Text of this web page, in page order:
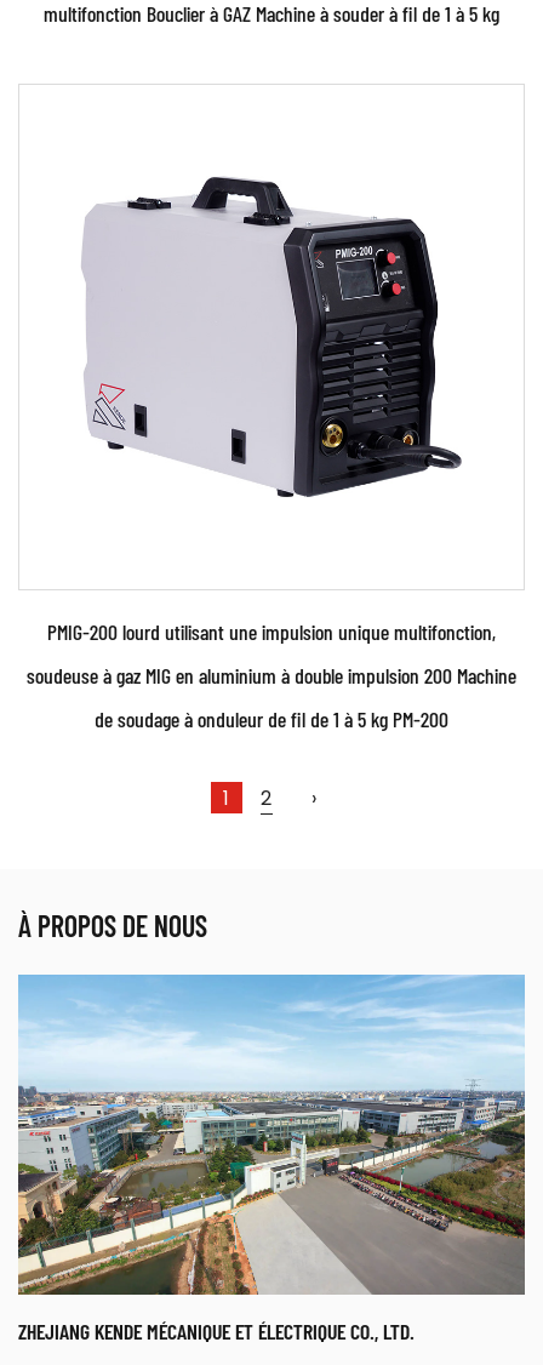
Paramètres:
●Utilisez une puissante technologie de contrôle
EN SAVOIR PLUS
multifonction Bouclier à GAZ Machine à souder à fil de 1 à 5 kg
EN SAVOIR PLUS
PMIG-200 lourd utilisant une impulsion unique multifonction,
soudeuse à gaz MIG en aluminium à double impulsion 200 Machine
de soudage à onduleur de fil de 1 à 5 kg PM-200
1 2 ›
À PROPOS DE NOUS
ZHEJIANG KENDE MÉCANIQUE ET ÉLECTRIQUE CO., LTD.